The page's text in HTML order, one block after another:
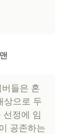
버들은 혼
상으로 두
선정에 임
공존하는